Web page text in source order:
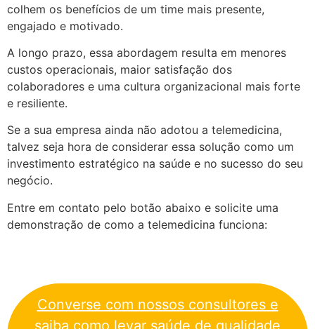
colhem os benefícios de um time mais presente,
engajado e motivado.
A longo prazo, essa abordagem resulta em menores
custos operacionais, maior satisfação dos
colaboradores e uma cultura organizacional mais forte
e resiliente.
Se a sua empresa ainda não adotou a telemedicina,
talvez seja hora de considerar essa solução como um
investimento estratégico na saúde e no sucesso do seu
negócio.
Entre em contato pelo botão abaixo e solicite uma
demonstração de como a telemedicina funciona:
Converse com nossos consultores e
saiba como levar saúde de qualidade